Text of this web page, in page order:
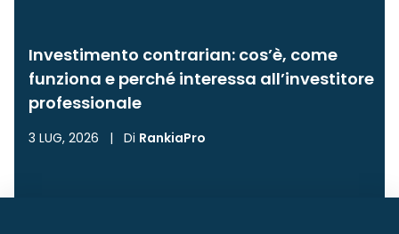
Investimento contrarian: cos’è, come
funziona e perché interessa all’investitore
professionale
3 LUG, 2026 | Di RankiaPro